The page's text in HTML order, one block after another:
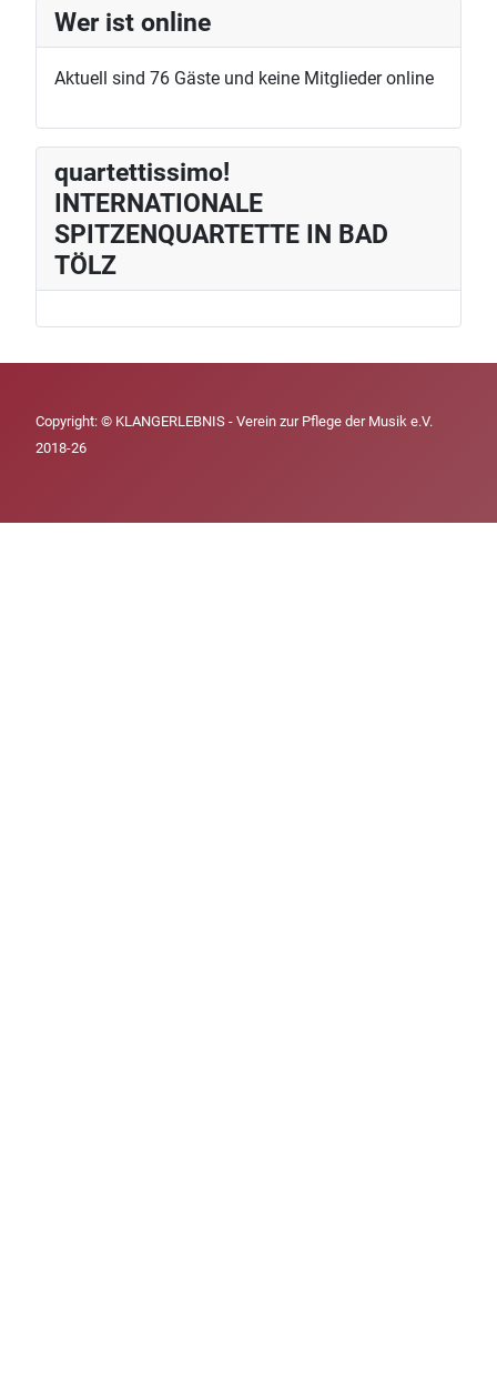
Wer ist online
Aktuell sind 76 Gäste und keine Mitglieder online
quartettissimo!
INTERNATIONALE
SPITZENQUARTETTE IN BAD
TÖLZ
Copyright: © KLANGERLEBNIS - Verein zur Pflege der Musik e.V.
2018-26